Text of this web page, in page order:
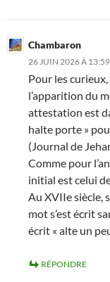
Chambaron
26 JUIN 2026 À 13:59
Pour les
l’apparition du
attestation est
halte porte »
(Journal de
Comme pour
initial est celui de
Au XVIIe siècle,
mot s’est écrit
écrit « alte un
RÉPONDRE